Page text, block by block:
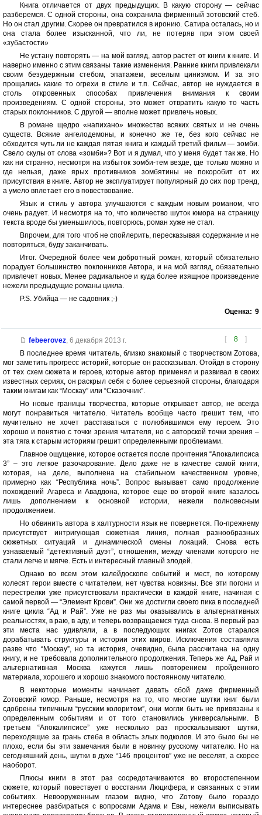
Книга отличается от двух предыдущих. В какую сторону — сейчас
разберемся. С одной стороны, она сохранила фирменный зотовский стеб.
Но он стал другим. Скорее он превратился в иронию. Сатира осталась, но и
она стала более изысканной, что ли, не потеряв при этом своей
«зубастости»
Не устану повторять — на мой взгляд, автор растет от книги к книге. И
наверно именно с этим связаны такие изменения. Ранние книги привлекали
своим безудержным стебом, эпатажем, веселым цинизмом. И за это
прощались какие то огрехи в стиле и т.п. Сейчас, автор не нуждается в
столь откровенных способах привлечения внимания к своим
произведениям. С одной стороны, это может отвратить какую то часть
старых поклонников. С другой — вполне может привлечь новых.
В романе щедро «напихано» множество всяких святых и не очень
существ. Всякие ангелодемоны, и конечно же те, без кого сейчас не
обходится чуть ли не каждая пятая книга и каждый третий фильм — зомби.
Свело скулы от слова «зомби»? Вот и я думал, что у меня будет так же. Но
как ни странно, несмотря на избыток зомби-тем везде, где только можно и
где нельзя, даже ярых противников зомбятины не покоробит от их
присутствия в книге. Автор не эксплуатирует популярный до сих пор тренд,
а умело вплетает его в повествование.
Язык и стиль у автора улучшаются с каждым новым романом, что
очень радует. И несмотря на то, что количество шуток юмора на страницу
текста вроде бы уменьшилось, повторюсь, роман хуже не стал.
Впрочем, для того чтоб не спойлерить, пересказывая содержание и не
повторяться, буду заканчивать.
Итог. Очередной более чем добротный роман, который обязательно
порадует большинство поклонников Автора, и на мой взгляд, обязательно
привлечет новых. Менее радикальное и куда более изящное произведение
нежели предыдущие романы цикла.
P.S. Убийца — не садовник ;-)
Оценка: 9
[ 8 ]
febeerovez, 6 декабря 2013 г.
В последнее время читатель, близко знакомый с творчеством Zотова,
мог заметить прогресс историй, которые он рассказывал. Отойдя в сторону
от тех схем сюжета и героев, которые автор применял и развивал в своих
известных сериях, он раскрыл себя с более серьезной стороны, благодаря
таким книгам как “Москау” или “Сказочник”.
Но новые границы творчества, которые открывает автор, не всегда
могут понравиться читателю. Читатель вообще часто грешит тем, что
мучительно не хочет расставаться с полюбившимся ему героем. Это
хорошо и понятно с точки зрения читателя, но с авторской точки зрения –
эта тяга к старым историям грешит определенными проблемами.
Главное ощущение, которое остается после прочтения “Апокалипсиса
3” – это легкое разочарование. Дело даже не в качестве самой книги,
которая, на деле, выполнена на стабильном качественном уровне,
примерно как “Республика ночь”. Вопрос вызывает само продолжение
похождений Агареса и Аваддона, которое еще во второй книге казалось
лишь дополнением к основной истории, нежели полновесным
продолжением.
Но обвинить автора в халтурности язык не повернется. По-прежнему
присутствует интригующая сюжетная линия, полная разнообразных
сюжетных ситуаций и динамической смены локаций. Снова есть
узнаваемый “детективный дуэт”, отношения, между членами которого не
стали легче и мягче. Есть и интересный главный злодей.
Однако во всем этом калейдоскопе событий и мест, по которому
колесят герои вместе с читателем, нет чувства новизны. Все эти погони и
перестрелки уже присутствовали практически в каждой книге, начиная с
самой первой — “Элемент Крови”. Они же достигли своего пика в последней
книге цикла “Ад и Рай”. Уже не раз мы оказывались в альтернативных
реальностях, в раю, в аду, и теперь возвращаемся туда снова. В первый раз
эти места нас удивляли, а в последующих книгах Zотов старался
дорабатывать структуры и истории этих миров. Исключения составляла
разве что “Москау”, но та история, очевидно, была рассчитана на одну
книгу, и не требовала дополнительного продолжения. Теперь же Ад, Рай и
альтернативная Москва кажутся лишь повторением пройденного
материала, хорошего и хорошо знакомого постоянному читателю.
В некоторые моменты начинает давать сбой даже фирменный
Zотовский юмор. Раньше, несмотря на то, что многие шутки книг были
сдобрены типичным “русским колоритом”, они могли быть не привязаны к
определенным событиям и от того становились универсальными. В
третьем “Апокалипсисе” уже несколько раз проскальзывают шутки,
переходящие за грань стеба в область злых подколов. И это было бы не
плохо, если бы эти замечания были в новинку русскому читателю. Но на
сегодняшний день, шутки в духе “146 процентов” уже не веселят, а скорее
наоборот.
Плюсы книги в этот раз сосредотачиваются во второстепенном
сюжете, который повествует о восстании Люцифера, и связанных с этим
событиях. Невооруженным глазом видно, что Zотову было гораздо
интереснее разбираться с вопросами Адама и Евы, нежели выписывать